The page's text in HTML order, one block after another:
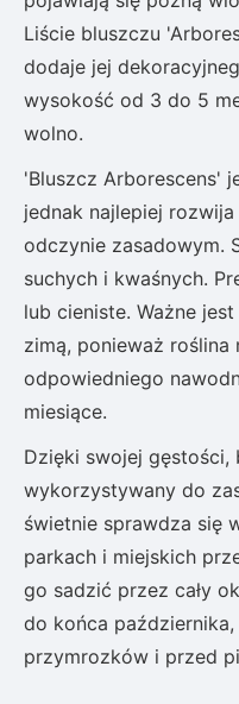
Liście bluszczu
dodaje jej
wysokość od 3 do 5
wolno.
'Bluszcz Arborescens'
jednak najlepiej
odczynie zasadowym.
suchych i kwaśnych.
lub cieniste. Ważne
zimą, ponieważ
odpowiedniego
miesiące.
Dzięki swojej
wykorzystywany do
świetnie sprawdza się
parkach i miejskich
go sadzić przez cały
do końca
przymrozków i przed